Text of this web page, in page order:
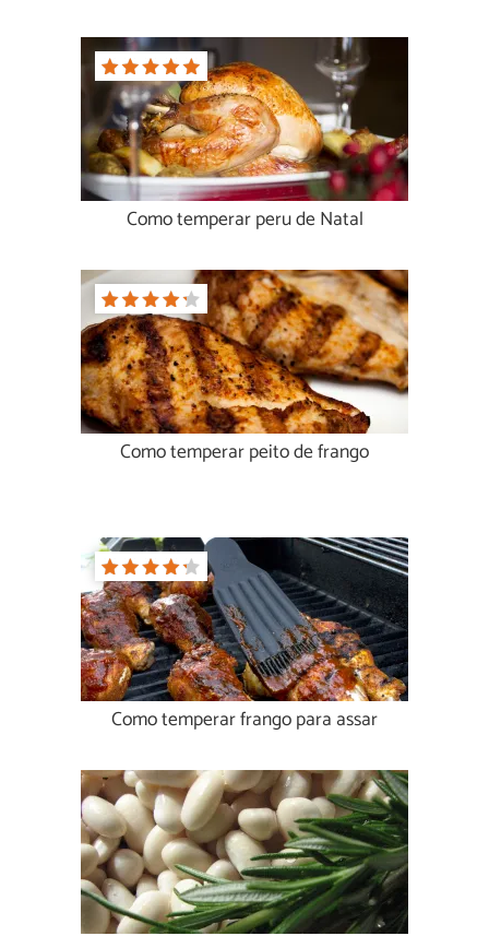
Como temperar peru de Natal
Como temperar peito de frango
Como temperar frango para assar